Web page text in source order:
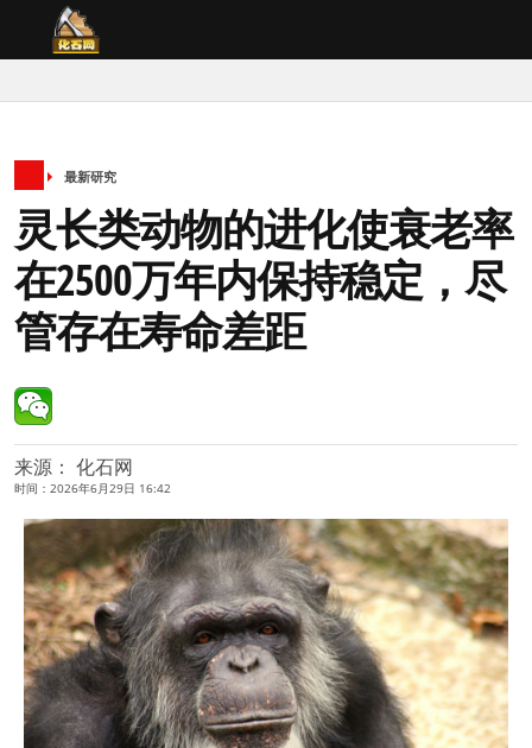
最新研究
灵长类动物的进化使衰老率
在2500万年内保持稳定，尽
管存在寿命差距
来源： 化石网
时间：2026年6月29日 16:42